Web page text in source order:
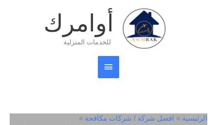
أوامرك
للخدمات المنزلية
القائمة
الرئيسية
الرئيسية
افضل شركة / شركات مكافحة